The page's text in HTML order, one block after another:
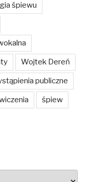
śpiewu
Wojtek Dereń
publiczne
śpiew